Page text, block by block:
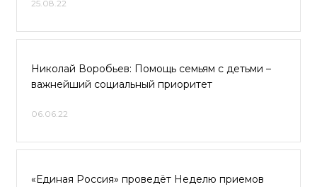
25.08.22
Николай Воробьев: Помощь семьям с детьми –
важнейший социальный приоритет
06.06.22
«Единая Россия» проведёт Неделю приемов